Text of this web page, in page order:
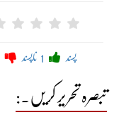
پسند ناپسند
تبصرہ تحریر کریں۔: